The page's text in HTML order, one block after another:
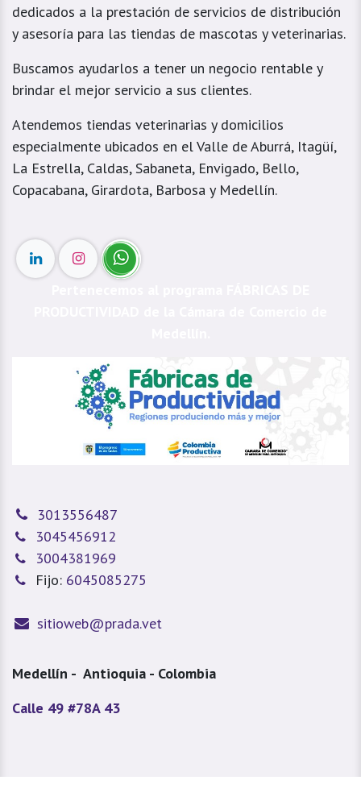
dedicados a la prestación de servicios de distribución
y asesoría para las tiendas de mascotas y veterinarias.
Buscamos ayudarlos a tener un negocio rentable y
brindar el mejor servicio a sus clientes.
Atendemos tiendas veterinarias y domicilios
especialmente ubicados en el Valle de Aburrá, Itagüí,
La Estrella, Caldas, Sabaneta, Envigado, Bello,
Copacabana, Girardota, Barbosa y Medellín.
3013556487
3045456912
3004381969
Fijo: 6045085275
sitioweb@prada.vet
Medellín - Antioquia - Colombia
Calle 49 #78A 43